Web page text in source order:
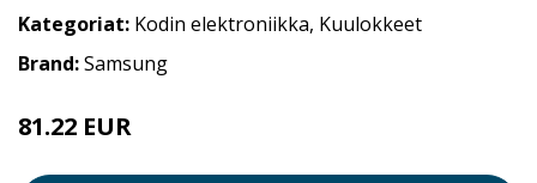
Kategoriat: Kodin elektroniikka, Kuulokkeet
Brand:Samsung
81.22 EUR